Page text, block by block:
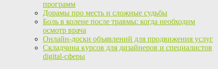
программ
Дорамы про месть и сложные судьбы
Боль в колене после травмы: когда необходим
осмотр врача
Онлайн-доски объявлений для продвижения услуг
Складчина курсов для дизайнеров и специалистов
digital-сферы